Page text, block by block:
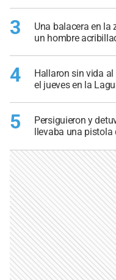
3
Una balacera en la
un hombre
4
Hallaron sin vida
el jueves en la
5
Persiguieron y
llevaba una